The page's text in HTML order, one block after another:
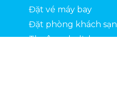
Đặt vé máy bay
Đặt phòng khách sạn
Thuê xe du lịch